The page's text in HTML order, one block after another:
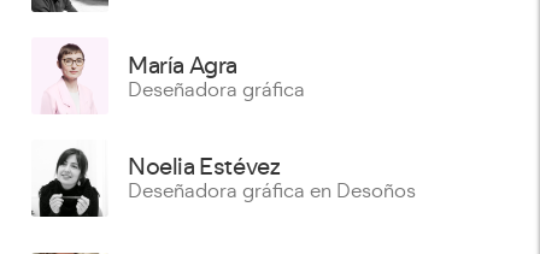
María Agra
Deseñadora gráfica
Noelia Estévez
Deseñadora gráfica en Desoños